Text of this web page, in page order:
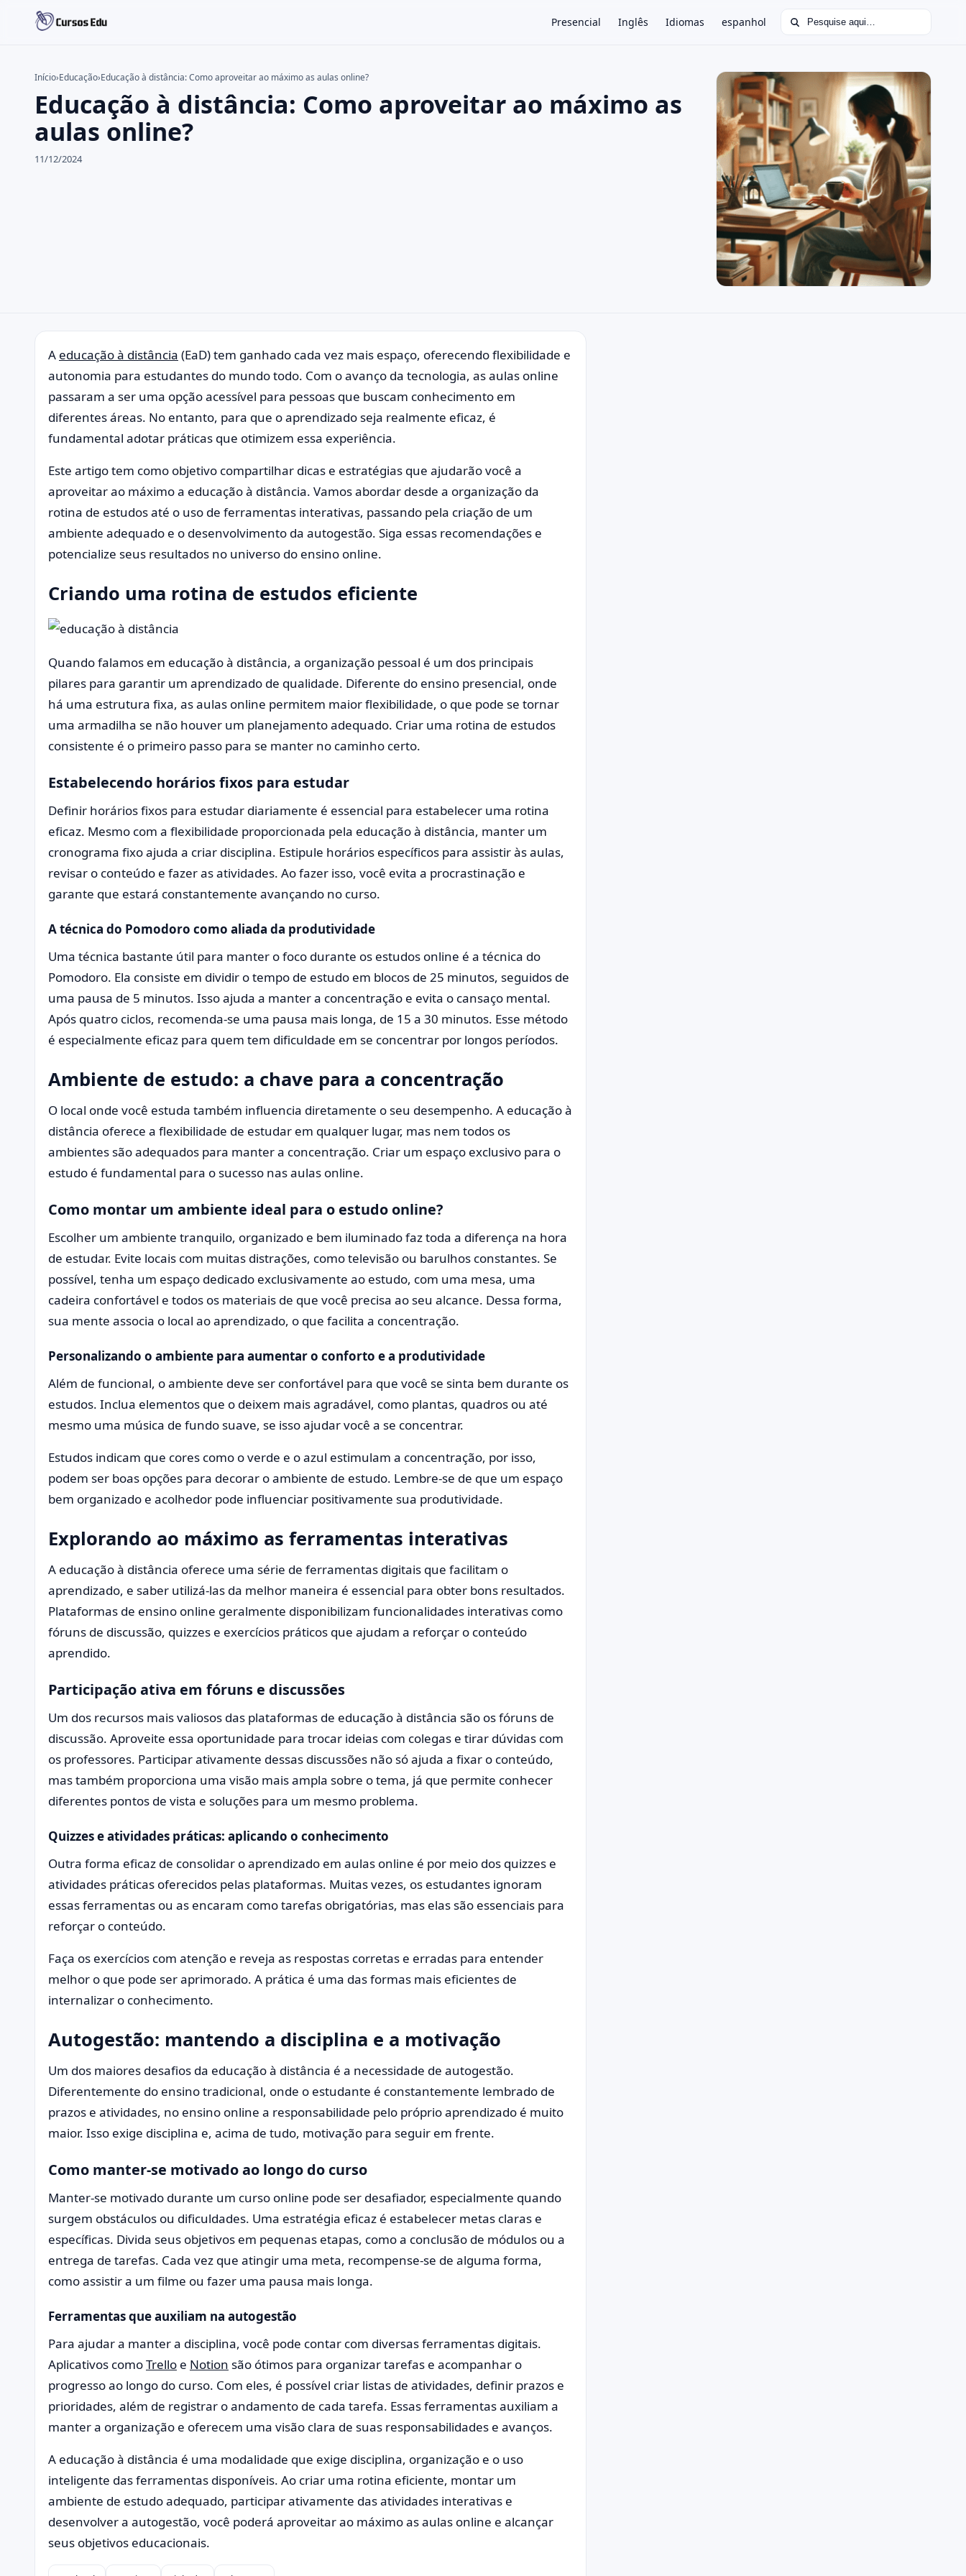
Presencial Inglês Idiomas espanhol Buscar por:
Buscar no site ×
Buscar por:
Pressione Enter para buscar ou ESC para fechar.
Início›Educação›Educação à distância: Como aproveitar ao máximo as aulas online?
Educação à distância: Como aproveitar ao máximo as
aulas online?
11/12/2024
A educação à distância (EaD) tem ganhado cada vez mais espaço, oferecendo flexibilidade e
autonomia para estudantes do mundo todo. Com o avanço da tecnologia, as aulas online
passaram a ser uma opção acessível para pessoas que buscam conhecimento em
diferentes áreas. No entanto, para que o aprendizado seja realmente eficaz, é
fundamental adotar práticas que otimizem essa experiência.
Este artigo tem como objetivo compartilhar dicas e estratégias que ajudarão você a
aproveitar ao máximo a educação à distância. Vamos abordar desde a organização da
rotina de estudos até o uso de ferramentas interativas, passando pela criação de um
ambiente adequado e o desenvolvimento da autogestão. Siga essas recomendações e
potencialize seus resultados no universo do ensino online.
Criando uma rotina de estudos eficiente
Quando falamos em educação à distância, a organização pessoal é um dos principais
pilares para garantir um aprendizado de qualidade. Diferente do ensino presencial, onde
há uma estrutura fixa, as aulas online permitem maior flexibilidade, o que pode se tornar
uma armadilha se não houver um planejamento adequado. Criar uma rotina de estudos
consistente é o primeiro passo para se manter no caminho certo.
Estabelecendo horários fixos para estudar
Definir horários fixos para estudar diariamente é essencial para estabelecer uma rotina
eficaz. Mesmo com a flexibilidade proporcionada pela educação à distância, manter um
cronograma fixo ajuda a criar disciplina. Estipule horários específicos para assistir às aulas,
revisar o conteúdo e fazer as atividades. Ao fazer isso, você evita a procrastinação e
garante que estará constantemente avançando no curso.
A técnica do Pomodoro como aliada da produtividade
Uma técnica bastante útil para manter o foco durante os estudos online é a técnica do
Pomodoro. Ela consiste em dividir o tempo de estudo em blocos de 25 minutos, seguidos de
uma pausa de 5 minutos. Isso ajuda a manter a concentração e evita o cansaço mental.
Após quatro ciclos, recomenda-se uma pausa mais longa, de 15 a 30 minutos. Esse método
é especialmente eficaz para quem tem dificuldade em se concentrar por longos períodos.
Ambiente de estudo: a chave para a concentração
O local onde você estuda também influencia diretamente o seu desempenho. A educação à
distância oferece a flexibilidade de estudar em qualquer lugar, mas nem todos os
ambientes são adequados para manter a concentração. Criar um espaço exclusivo para o
estudo é fundamental para o sucesso nas aulas online.
Como montar um ambiente ideal para o estudo online?
Escolher um ambiente tranquilo, organizado e bem iluminado faz toda a diferença na hora
de estudar. Evite locais com muitas distrações, como televisão ou barulhos constantes. Se
possível, tenha um espaço dedicado exclusivamente ao estudo, com uma mesa, uma
cadeira confortável e todos os materiais de que você precisa ao seu alcance. Dessa forma,
sua mente associa o local ao aprendizado, o que facilita a concentração.
Personalizando o ambiente para aumentar o conforto e a produtividade
Além de funcional, o ambiente deve ser confortável para que você se sinta bem durante os
estudos. Inclua elementos que o deixem mais agradável, como plantas, quadros ou até
mesmo uma música de fundo suave, se isso ajudar você a se concentrar.
Estudos indicam que cores como o verde e o azul estimulam a concentração, por isso,
podem ser boas opções para decorar o ambiente de estudo. Lembre-se de que um espaço
bem organizado e acolhedor pode influenciar positivamente sua produtividade.
Explorando ao máximo as ferramentas interativas
A educação à distância oferece uma série de ferramentas digitais que facilitam o
aprendizado, e saber utilizá-las da melhor maneira é essencial para obter bons resultados.
Plataformas de ensino online geralmente disponibilizam funcionalidades interativas como
fóruns de discussão, quizzes e exercícios práticos que ajudam a reforçar o conteúdo
aprendido.
Participação ativa em fóruns e discussões
Um dos recursos mais valiosos das plataformas de educação à distância são os fóruns de
discussão. Aproveite essa oportunidade para trocar ideias com colegas e tirar dúvidas com
os professores. Participar ativamente dessas discussões não só ajuda a fixar o conteúdo,
mas também proporciona uma visão mais ampla sobre o tema, já que permite conhecer
diferentes pontos de vista e soluções para um mesmo problema.
Quizzes e atividades práticas: aplicando o conhecimento
Outra forma eficaz de consolidar o aprendizado em aulas online é por meio dos quizzes e
atividades práticas oferecidos pelas plataformas. Muitas vezes, os estudantes ignoram
essas ferramentas ou as encaram como tarefas obrigatórias, mas elas são essenciais para
reforçar o conteúdo.
Faça os exercícios com atenção e reveja as respostas corretas e erradas para entender
melhor o que pode ser aprimorado. A prática é uma das formas mais eficientes de
internalizar o conhecimento.
Autogestão: mantendo a disciplina e a motivação
Um dos maiores desafios da educação à distância é a necessidade de autogestão.
Diferentemente do ensino tradicional, onde o estudante é constantemente lembrado de
prazos e atividades, no ensino online a responsabilidade pelo próprio aprendizado é muito
maior. Isso exige disciplina e, acima de tudo, motivação para seguir em frente.
Como manter-se motivado ao longo do curso
Manter-se motivado durante um curso online pode ser desafiador, especialmente quando
surgem obstáculos ou dificuldades. Uma estratégia eficaz é estabelecer metas claras e
específicas. Divida seus objetivos em pequenas etapas, como a conclusão de módulos ou a
entrega de tarefas. Cada vez que atingir uma meta, recompense-se de alguma forma,
como assistir a um filme ou fazer uma pausa mais longa.
Ferramentas que auxiliam na autogestão
Para ajudar a manter a disciplina, você pode contar com diversas ferramentas digitais.
Aplicativos comoTrello e Notion são ótimos para organizar tarefas e acompanhar o
progresso ao longo do curso. Com eles, é possível criar listas de atividades, definir prazos e
prioridades, além de registrar o andamento de cada tarefa. Essas ferramentas auxiliam a
manter a organização e oferecem uma visão clara de suas responsabilidades e avanços.
A educação à distância é uma modalidade que exige disciplina, organização e o uso
inteligente das ferramentas disponíveis. Ao criar uma rotina eficiente, montar um
ambiente de estudo adequado, participar ativamente das atividades interativas e
desenvolver a autogestão, você poderá aproveitar ao máximo as aulas online e alcançar
seus objetivos educacionais.